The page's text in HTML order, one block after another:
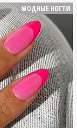
МОДНЫЕ НОГТИ